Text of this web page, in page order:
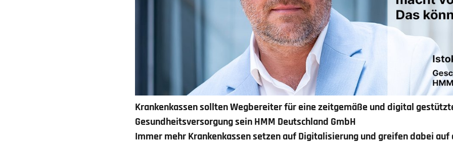
Krankenkassen sollten Wegbereiter für eine zeitgemäße und digital
Gesundheitsversorgung seinHMM Deutschland GmbH
Immer mehr Krankenkassen setzen auf Digitalisierung und greifen dabei